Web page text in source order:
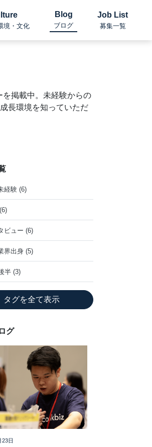
境・文化
Blog
ブログ
Job List
募集一覧
掲載中。未経験からの
長環境を知っていただ
経験 (6)
ビュー (6)
界出身 (5)
半 (3)
タグを全て表示
グ
23日